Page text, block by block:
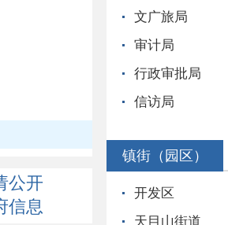
公开
信息
文广旅局
审计局
行政审批局
信访局
镇街（园区）
开发区
天目山街道